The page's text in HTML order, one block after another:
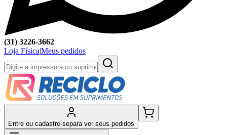
(31) 3226-3662
Loja Física|Meus pedidos
Entre ou cadastre-separa ver seus pedidos